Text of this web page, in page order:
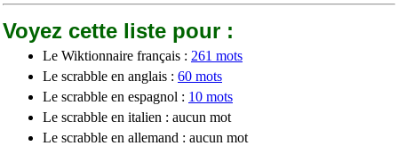
Voyez cette liste pour :
Le Wiktionnaire français : 261 mots
Le scrabble en anglais : 60 mots
Le scrabble en espagnol : 10 mots
Le scrabble en italien : aucun mot
Le scrabble en allemand : aucun mot